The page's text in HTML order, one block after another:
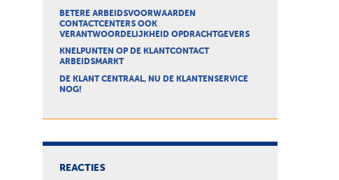
BETERE ARBEIDSVOORWAARDEN
CONTACTCENTERS OOK
VERANTWOORDELIJKHEID OPDRACHTGEVERS
KNELPUNTEN OP DE KLANTCONTACT
ARBEIDSMARKT
DE KLANT CENTRAAL, NU DE KLANTENSERVICE
NOG!
REACTIES